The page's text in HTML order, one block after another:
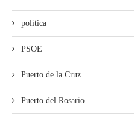
política
PSOE
Puerto de la Cruz
Puerto del Rosario